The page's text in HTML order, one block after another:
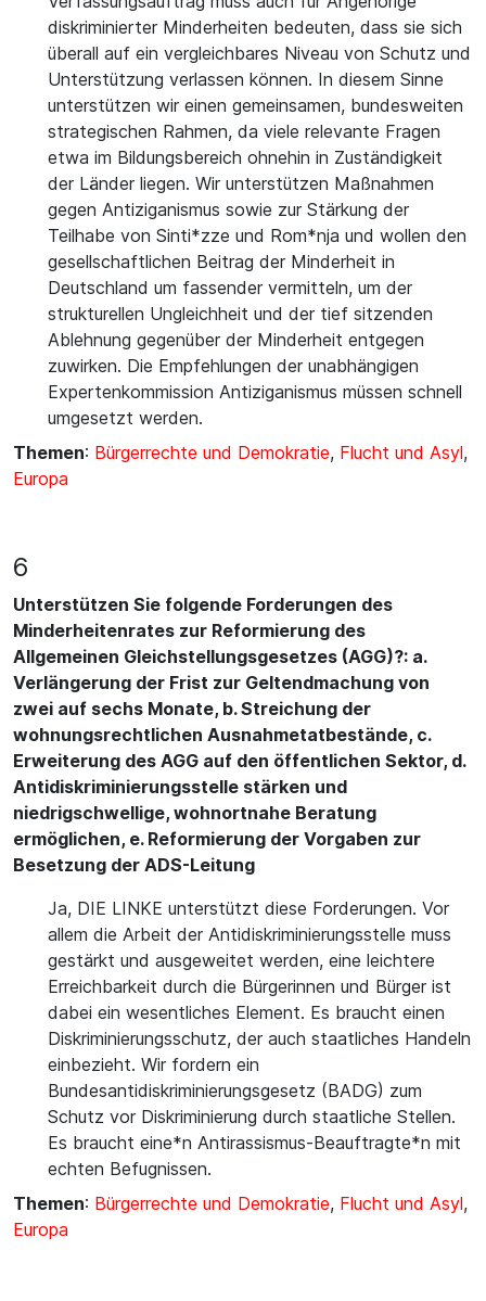
diskriminierter Minderheiten bedeuten, dass sie sich
überall auf ein vergleichbares Niveau von Schutz und
Unterstützung verlassen können. In diesem Sinne
unterstützen wir einen gemeinsamen, bundesweiten
strategischen Rahmen, da viele relevante Fragen
etwa im Bildungsbereich ohnehin in Zuständigkeit
der Länder liegen. Wir unterstützen Maßnahmen
gegen Antiziganismus sowie zur Stärkung der
Teilhabe von Sinti*zze und Rom*nja und wollen den
gesellschaftlichen Beitrag der Minderheit in
Deutschland um fassender vermitteln, um der
strukturellen Ungleichheit und der tief sitzenden
Ablehnung gegenüber der Minderheit entgegen
zuwirken. Die Empfehlungen der unabhängigen
Expertenkommission Antiziganismus müssen schnell
umgesetzt werden.
Themen: Bürgerrechte und Demokratie, Flucht und Asyl,
Europa
6
Unterstützen Sie folgende Forderungen des
Minderheitenrates zur Reformierung des
Allgemeinen Gleichstellungsgesetzes (AGG)?: a.
Verlängerung der Frist zur Geltendmachung von
zwei auf sechs Monate, b. Streichung der
wohnungsrechtlichen Ausnahmetatbestände, c.
Erweiterung des AGG auf den öffentlichen Sektor, d.
Antidiskriminierungsstelle stärken und
niedrigschwellige, wohnortnahe Beratung
ermöglichen, e. Reformierung der Vorgaben zur
Besetzung der ADS-Leitung
Ja, DIE LINKE unterstützt diese Forderungen. Vor
allem die Arbeit der Antidiskriminierungsstelle muss
gestärkt und ausgeweitet werden, eine leichtere
Erreichbarkeit durch die Bürgerinnen und Bürger ist
dabei ein wesentliches Element. Es braucht einen
Diskriminierungsschutz, der auch staatliches Handeln
einbezieht. Wir fordern ein
Bundesantidiskriminierungsgesetz (BADG) zum
Schutz vor Diskriminierung durch staatliche Stellen.
Es braucht eine*n Antirassismus-Beauftragte*n mit
echten Befugnissen.
Themen: Bürgerrechte und Demokratie, Flucht und Asyl,
Europa